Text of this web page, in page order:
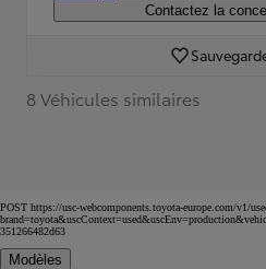
Contactez la
8 Véhicules similaires
POST https://usc-webcomponents.toyota-europe.com/v1/
351266482d63
Modèles